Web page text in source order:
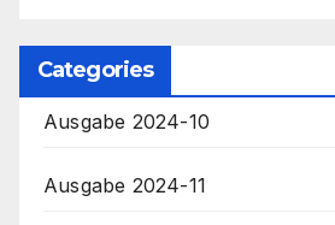
Categories
Ausgabe 2024-10
Ausgabe 2024-11